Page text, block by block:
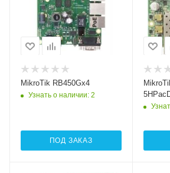
MikroTik RB450Gx4
Узнать о наличии: 2
ПОД ЗАКАЗ
1хSFP
Wi-Fi
5 ГГц